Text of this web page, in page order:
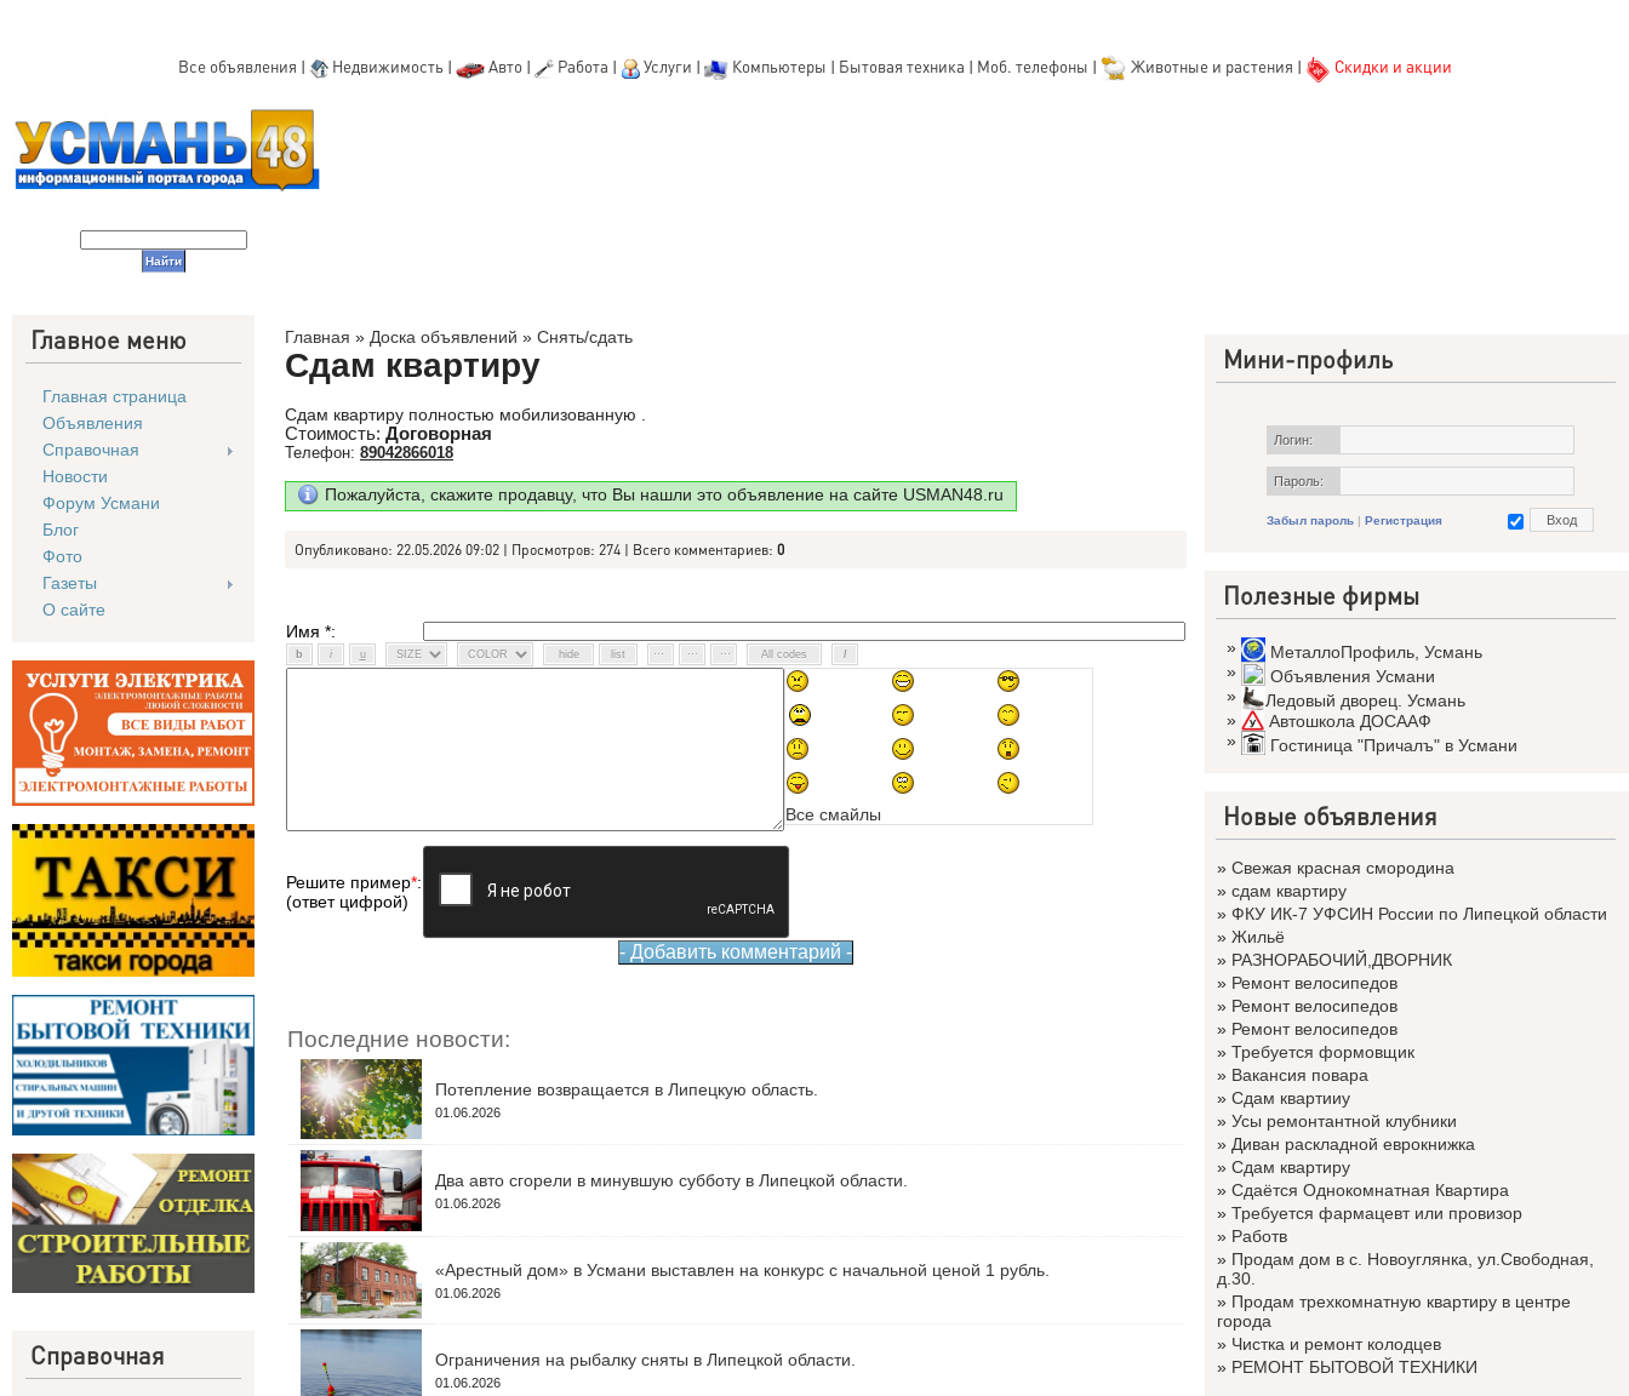
Все объявления | Недвижимость | Авто| Работа | Услуги | Компьютеры | Бытовая техника | Моб. телефоны | Животные и растения | Скидки и акции
Главное меню
Главная страница
Объявления
Справочная
Новости
Форум Усмани
Блог
Фото
Газеты
О сайте
Справочная
Главная » Доска объявлений » Снять/сдать
Сдам квартиру
Сдам квартиру полностью мобилизованную .
Стоимость: Договорная
Телефон: 89042866018
Пожалуйста, скажите продавцу, что Вы нашли это объявление на сайте USMAN48.ru
Опубликовано: 22.05.2026 09:02 | Просмотров: 274 | Всего комментариев: 0
Имя *:
Все смайлы
Решите пример*:
(ответ цифрой)
Последние новости:
Потепление возвращается в Липецкую область.
01.06.2026
Два авто сгорели в минувшую субботу в Липецкой области.
01.06.2026
«Арестный дом» в Усмани выставлен на конкурс с начальной ценой 1 рубль.
01.06.2026
Ограничения на рыбалку сняты в Липецкой области.
01.06.2026
Мини-профиль
Логин:
Пароль:
Забыл пароль | Регистрация
Полезные фирмы
» МеталлоПрофиль Усмань
»
Объявления Усмани
»
Ледовый дворец. Усмань
»
Автошкола ДОСААФ
»
Гостиница "Причалъ" в Усмани
Новые объявления
» Свежая красная смородина
» сдам квартиру
» ФКУ ИК-7 УФСИН России по Липецкой области
» Жильё
» РАЗНОРАБОЧИЙ,ДВОРНИК
» Ремонт велосипедов
» Ремонт велосипедов
» Ремонт велосипедов
» Требуется формовщик
» Вакансия повара
» Сдам квартииу
» Усы ремонтантной клубники
» Диван раскладной еврокнижка
» Сдам квартиру
» Сдаётся Однокомнатная Квартира
» Требуется фармацевт или провизор
» Работв
» Продам дом в с. Новоуглянка, ул.Свободная,
д.30.
» Продам трехкомнатную квартиру в центре
города
» Чистка и ремонт колодцев
» РЕМОНТ БЫТОВОЙ ТЕХНИКИ